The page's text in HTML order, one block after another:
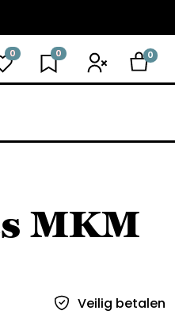
0 0 0
MKM
Veilig betalen